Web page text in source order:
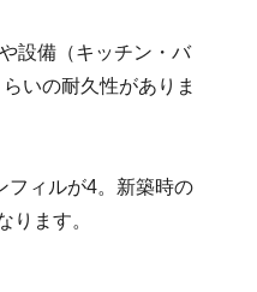
設備（キッチン・バ
いの耐久性がありま
フィルが4。新築時の
ります。